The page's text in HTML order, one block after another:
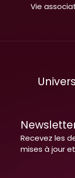
Vie
Recevez les
mises à jour